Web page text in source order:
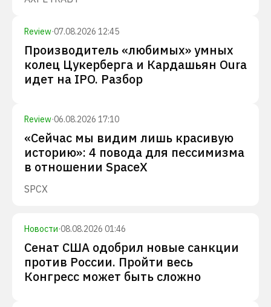
Review·07.08.2026 12:45
Производитель «любимых» умных
колец Цукерберга и Кардашьян Oura
идет на IPO. Разбор
Review·06.08.2026 17:10
«Сейчас мы видим лишь красивую
историю»: 4 повода для пессимизма
в отношении SpaceX
SPCX
Новости·08.08.2026 01:46
Сенат США одобрил новые санкции
против России. Пройти весь
Конгресс может быть сложно